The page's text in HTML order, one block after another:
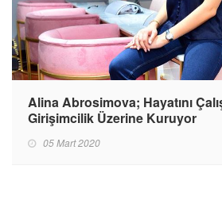
Alina Abrosimova; Hayatını
Girişimcilik Üzerine Kuruyor
05 Mart 2020